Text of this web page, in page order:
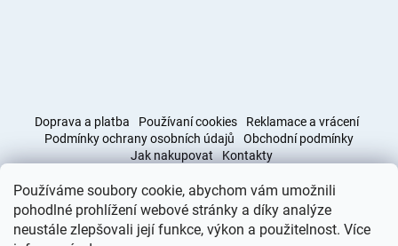
Používáme soubory cookie, abychom vám umožnili
pohodlné prohlížení webové stránky a díky analýze
neustále zlepšovali její funkce, výkon a použitelnost. Více
Doprava a platba Používaní cookies
Reklamace a vrácení
Podmínky ochrany osobních údajů
Obchodní podmínky
Jak nakupovat
Kontakty
Obchodní podmínky Doprava a platba